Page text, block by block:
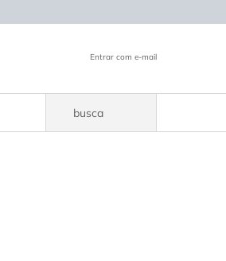
Entrar com e-mail
busca